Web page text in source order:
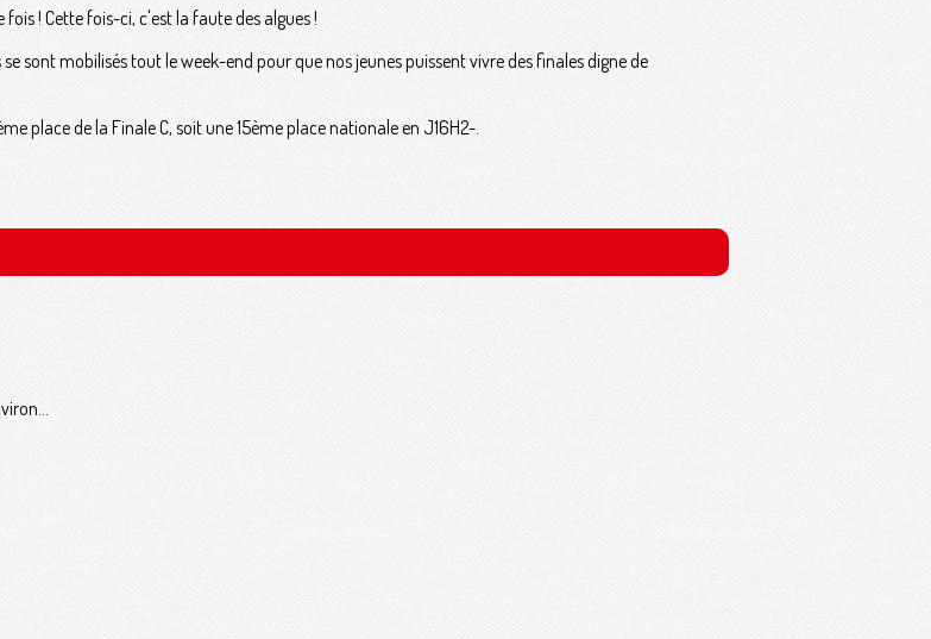
! Cette fois-ci, c'est la faute des algues !
sont mobilisés tout le week-end pour que nos jeunes puissent vivre des finales digne de
place de la Finale C, soit une 15ème place nationale en J16H2-.